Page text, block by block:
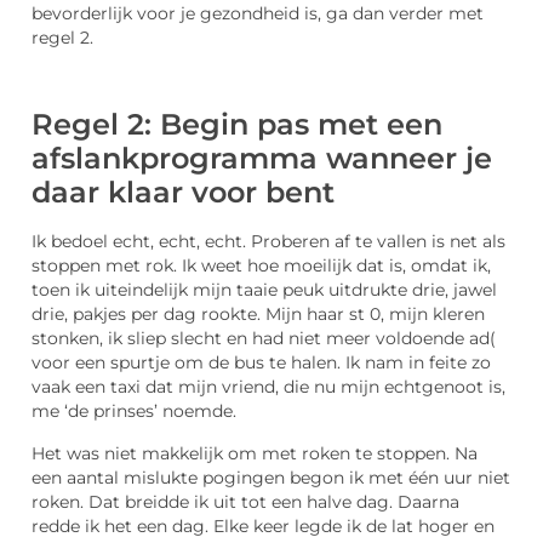
bevorderlijk voor je gezondheid is, ga dan verder met
regel 2.
Regel 2: Begin pas met een
afslankprogramma wanneer je
daar klaar voor bent
Ik bedoel echt, echt, echt. Proberen af te vallen is net als
stoppen met rok. Ik weet hoe moeilijk dat is, omdat ik,
toen ik uiteindelijk mijn taaie peuk uitdrukte drie, jawel
drie, pakjes per dag rookte. Mijn haar st 0, mijn kleren
stonken, ik sliep slecht en had niet meer voldoende ad(
voor een spurtje om de bus te halen. Ik nam in feite zo
vaak een taxi dat mijn vriend, die nu mijn echtgenoot is,
me ‘de prinses’ noemde.
Het was niet makkelijk om met roken te stoppen. Na
een aantal mislukte pogingen begon ik met één uur niet
roken. Dat breidde ik uit tot een halve dag. Daarna
redde ik het een dag. Elke keer legde ik de lat hoger en